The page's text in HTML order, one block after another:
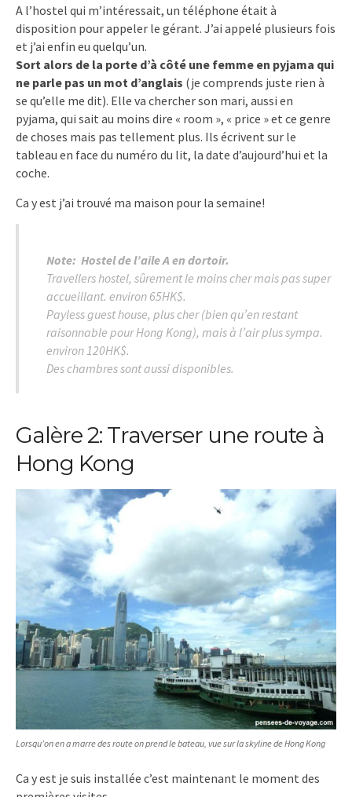
A l’hostel qui m’intéressait, un téléphone était à
disposition pour appeler le gérant. J’ai appelé plusieurs fois
et j’ai enfin eu quelqu’un.
Sort alors de la porte d’à côté une femme en pyjama qui
ne parle pas un mot d’anglais (je comprends juste rien à
se qu’elle me dit). Elle va chercher son mari, aussi en
pyjama, qui sait au moins dire « room », « price » et ce genre
de choses mais pas tellement plus. Ils écrivent sur le
tableau en face du numéro du lit, la date d’aujourd’hui et la
coche.
Ca y est j’ai trouvé ma maison pour la semaine!
Note: Hostel de l’aile A en dortoir.
Travellers hostel, sûrement le moins cher mais pas super
accueillant. environ 65HK$.
Payless guest house, plus cher (bien qu’en restant
raisonnable pour Hong Kong), mais à l’air plus sympa.
environ 120HK$.
Des chambres sont aussi disponibles.
Galère 2: Traverser une route à
Hong Kong
Lorsqu’on en a marre des route on prend le bateau, vue sur la skyline de Hong Kong
Ca y est je suis installée c’est maintenant le moment des